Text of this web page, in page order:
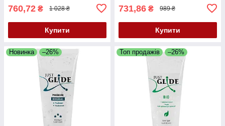
760,72 ₴ 1 028 ₴
Купити
731,86 ₴ 989 ₴
Купити
Новинка –26% Топ продажів –26%